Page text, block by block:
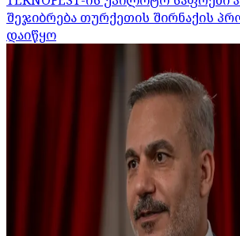
შეჯიბრება თურქეთის შირნაქის
დაიწყო